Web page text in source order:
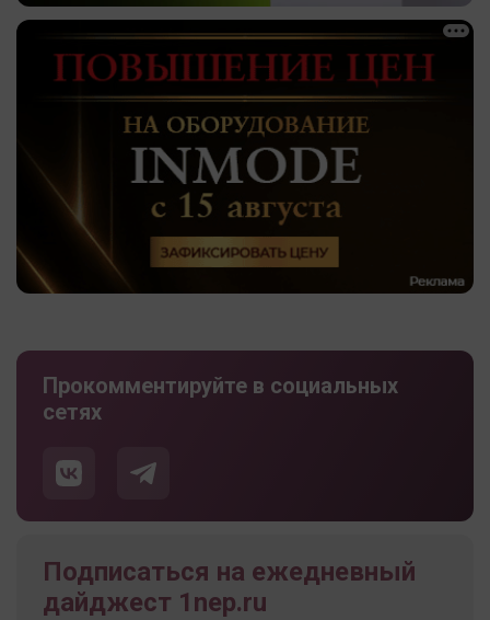
Прокомментируйте в социальных
сетях
Подписаться на ежедневный
дайджест 1nep.ru